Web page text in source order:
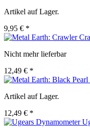
Artikel auf Lager.
9,95 € *
Nicht mehr lieferbar
12,49 € *
Artikel auf Lager.
12,49 € *